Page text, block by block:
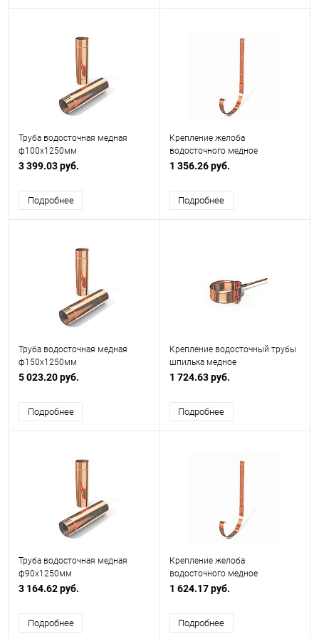
Труба водосточная медная
ф100х1250мм
3 399.03 руб.
Подробнее
Крепление желоба
водосточного медное
ф150х200мм
1 356.26 руб.
Подробнее
Труба водосточная медная
ф150х1250мм
5 023.20 руб.
Подробнее
Крепление водосточный трубы
шпилька медное
ф150х10х250мм
1 724.63 руб.
Подробнее
Труба водосточная медная
ф90х1250мм
3 164.62 руб.
Подробнее
Крепление желоба
водосточного медное
ф180х200мм
1 624.17 руб.
Подробнее